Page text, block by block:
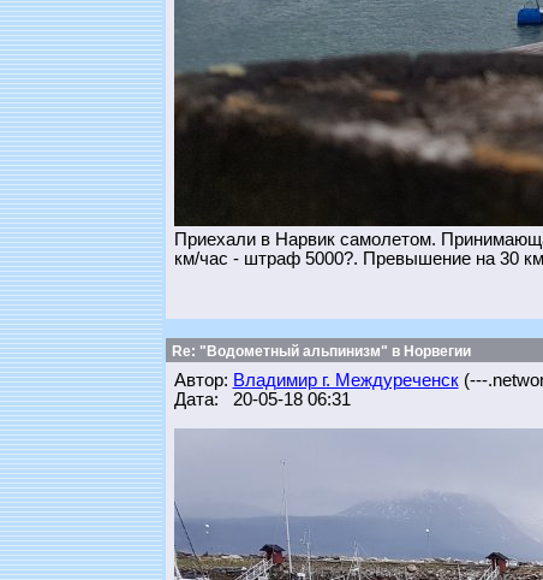
Приехали в Нарвик самолетом.
км/час - штраф 5000?. Превышение на 30
Re: "Водометный альпинизм" в Норвегии
Автор: Владимир г. Междуреченск(---
Дата: 20-05-18 06:31